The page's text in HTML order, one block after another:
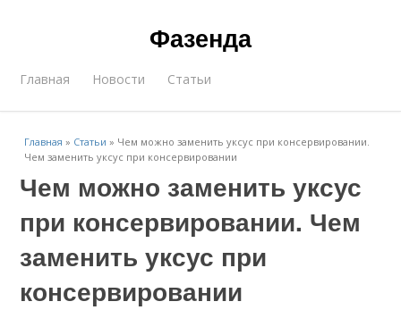
Фазенда
Главная Новости Статьи
Главная » Статьи » Чем можно заменить уксус при консервировании.
Чем заменить уксус при консервировании
Чем можно заменить уксус
при консервировании. Чем
заменить уксус при
консервировании